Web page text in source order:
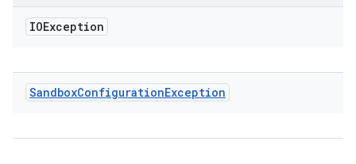
IOException
SandboxConfigurationException